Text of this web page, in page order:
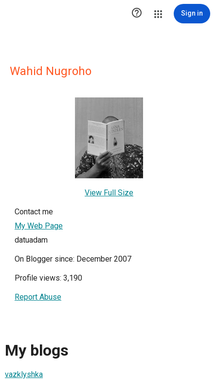
 Sign in
Wahid Nugroho
View Full Size
Contact me
My Web Page
datuadam
On Blogger since: December 2007
Profile views: 3,190
Report Abuse
My blogs
vazklyshka